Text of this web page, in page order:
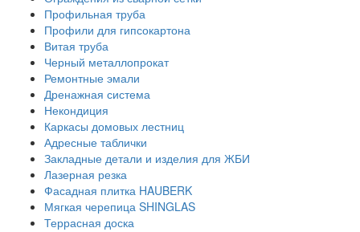
Профильная труба
Профили для гипсокартона
Витая труба
Черный металлопрокат
Ремонтные эмали
Дренажная система
Некондиция
Каркасы домовых лестниц
Адресные таблички
Закладные детали и изделия для ЖБИ
Лазерная резка
Фасадная плитка HAUBERK
Мягкая черепица SHINGLAS
Террасная доска